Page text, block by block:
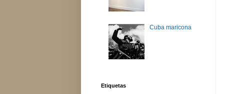
Cuba maricona
Etiquetas